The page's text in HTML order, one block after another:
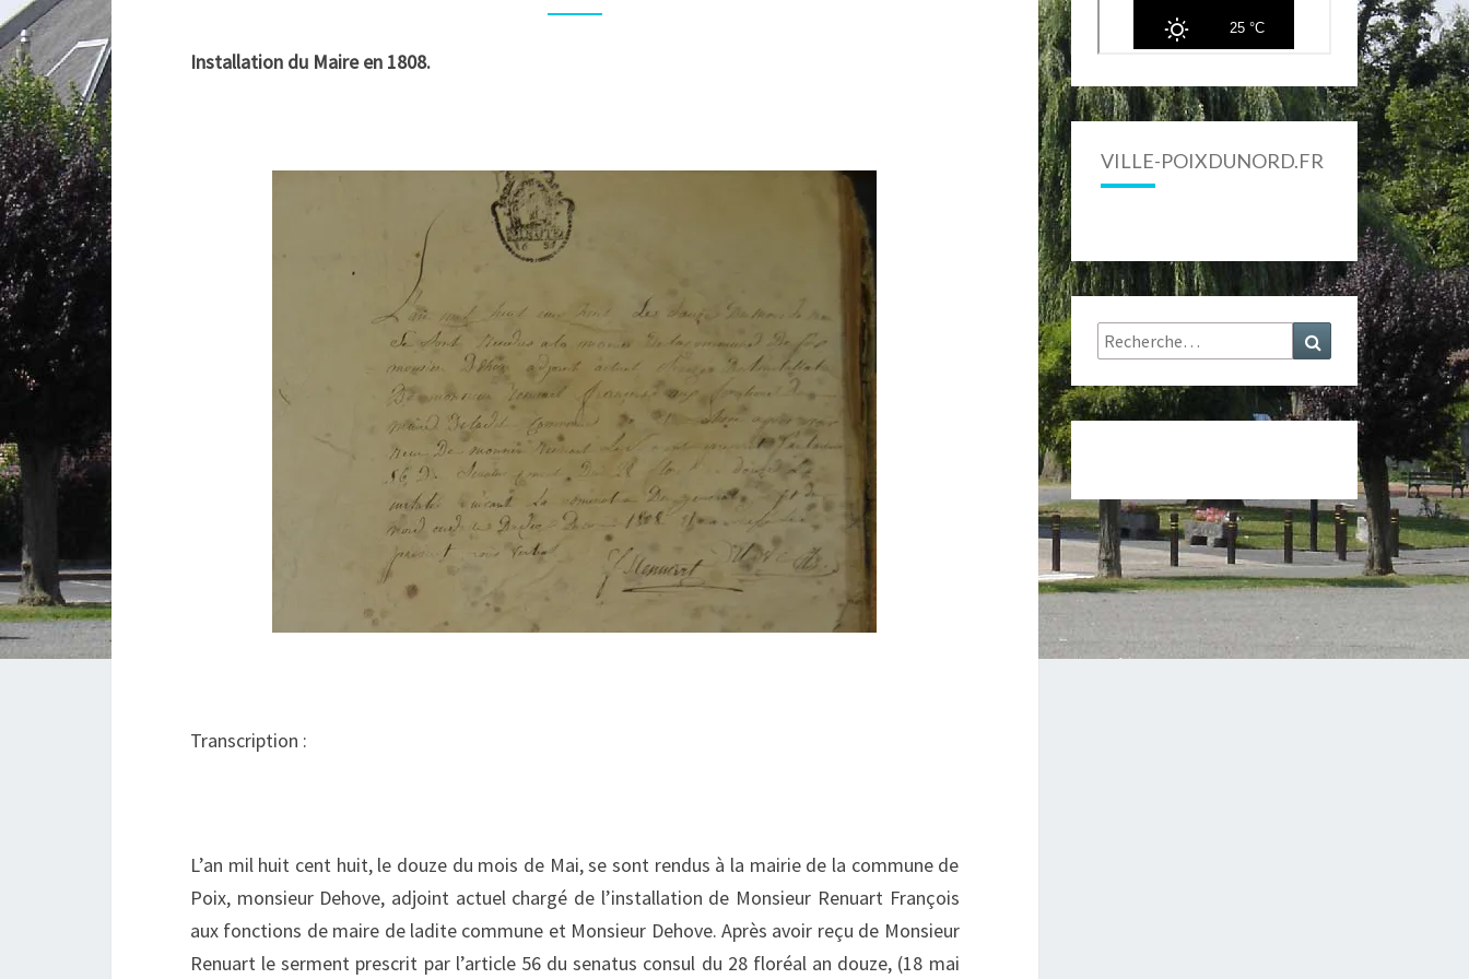
Installation du Maire en 1808.
Transcription :
L’an mil huit cent huit, le douze du mois de Mai, se sont rendus à la mairie de la commune de
Poix, monsieur Dehove, adjoint actuel chargé de l’installation de Monsieur Renuart François
aux fonctions de maire de ladite commune et Monsieur Dehove. Après avoir reçu de Monsieur
Renuart le serment prescrit par l’article 56 du senatus consul du 28 floréal an douze, (18 mai
VILLE-POIXDUNORD.FR
Rechercher : Recherche